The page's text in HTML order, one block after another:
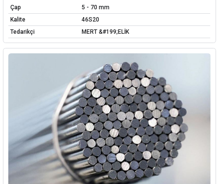
Çap
5 - 70 mm
Kalite
46S20
Tedarikçi
MERT &#199;ELİK